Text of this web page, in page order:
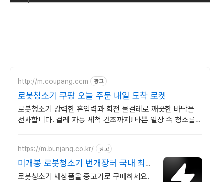
http://m.coupang.com 광고
로봇청소기 쿠팡 오늘 주문 내일 도착 로켓
로봇청소기 강력한 흡입력과 회전 물걸레로 깨끗한 바닥을
선사합니다. 걸레 자동 세척 건조까지! 바쁜 일상 속 청소를
https://m.bunjang.co.kr/ 광고
미개봉 로봇청소기 번개장터 국내 최대
브랜드 중고거래
로봇청소기 새상품을 중고가로 구매하세요.